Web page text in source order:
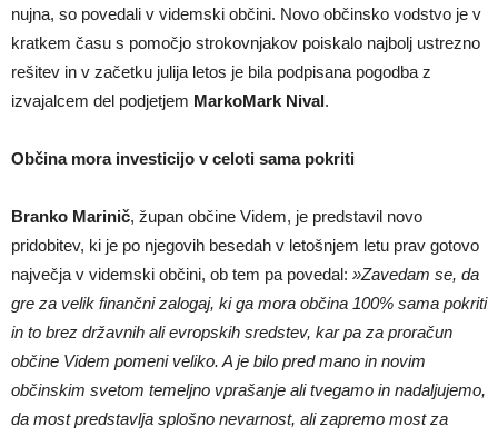
nujna, so povedali v videmski občini. Novo občinsko vodstvo je v
kratkem času s pomočjo strokovnjakov poiskalo najbolj ustrezno
rešitev in v začetku julija letos je bila podpisana pogodba z
izvajalcem del podjetjem MarkoMark Nival.
Občina mora investicijo v celoti sama pokriti
Branko Marinič, župan občine Videm, je predstavil novo
pridobitev, ki je po njegovih besedah v letošnjem letu prav gotovo
največja v videmski občini, ob tem pa povedal: »Zavedam se, da
gre za velik finančni zalogaj, ki ga mora občina 100% sama pokriti
in to brez državnih ali evropskih sredstev, kar pa za proračun
občine Videm pomeni veliko. A je bilo pred mano in novim
občinskim svetom temeljno vprašanje ali tvegamo in nadaljujemo,
da most predstavlja splošno nevarnost, ali zapremo most za